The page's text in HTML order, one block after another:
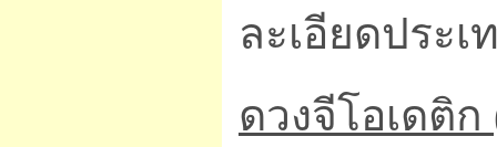
ละเอียดประ
ดวงจีโอเดติก